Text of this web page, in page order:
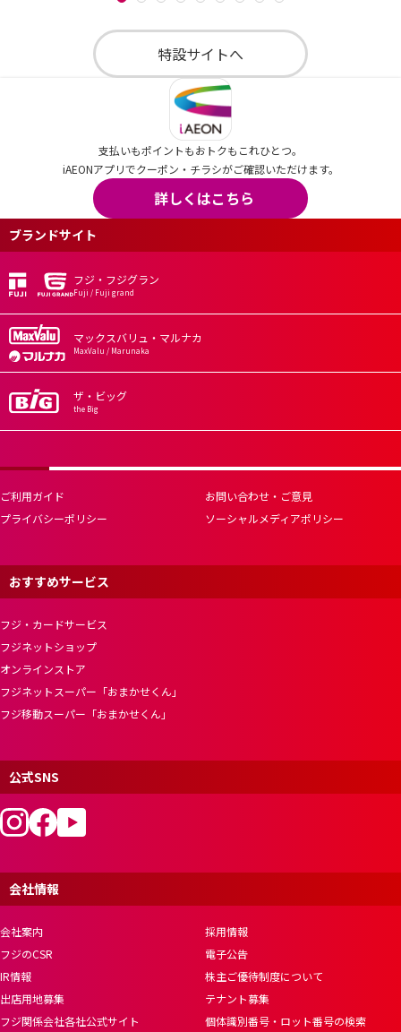
特設サイトへ
支払いもポイントもおトクもこれひとつ。
iAEONアプリでクーポン・チラシがご確認いただけます。
詳しくはこちら
ブランドサイト
フジ・フジグラン
Fuji / Fuji grand
マックスバリュ・マルナカ
MaxValu / Marunaka
ザ・ビッグ
the Big
ご利用ガイド
お問い合わせ・ご意見
プライバシーポリシー
ソーシャルメディアポリシー
おすすめサービス
フジ・カードサービス
フジネットショップ
オンラインストア
フジネットスーパー「おまかせくん」
フジ移動スーパー「おまかせくん」
公式SNS
会社情報
会社案内
採用情報
フジのCSR
電子公告
IR情報
株主ご優待制度について
出店用地募集
テナント募集
フジ関係会社各社公式サイト
個体識別番号・ロット番号の検索